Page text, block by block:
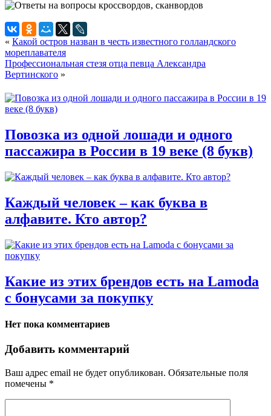
« Какой остров назван в честь известного голландского
мореплавателя
Профессиональная стезя отца певца Александра
Вертинского »
Повозка из одной лошади и одного
пассажира в России в 19 веке (8 букв)
Каждый человек – как буква в
алфавите. Кто автор?
Какие из этих брендов есть на Lamoda
с бонусами за покупку
Нет пока комментариев
Добавить комментарий
Ваш адрес email не будет опубликован. Обязательные поля
помечены *